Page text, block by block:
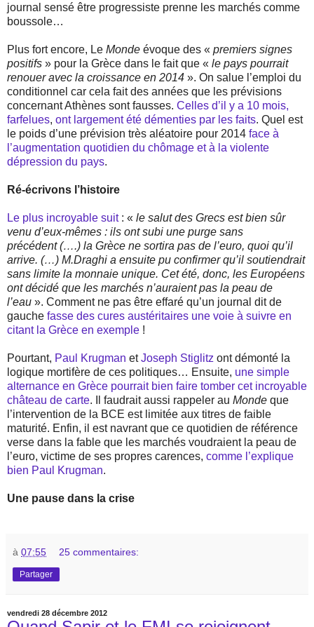
journal sensé être progressiste prenne les marchés comme
boussole…
Plus fort encore, Le Monde évoque des « premiers signes
positifs » pour la Grèce dans le fait que « le pays pourrait
renouer avec la croissance en 2014 ». On salue l’emploi du
conditionnel car cela fait des années que les prévisions
concernant Athènes sont fausses. Celles d’il y a 10 mois,
farfelues, ont largement été démenties par les faits. Quel est
le poids d’une prévision très aléatoire pour 2014 face à
l’augmentation quotidien du chômage et à la violente
dépression du pays.
Ré-écrivons l’histoire
Le plus incroyable suit : « le salut des Grecs est bien sûr
venu d’eux-mêmes : ils ont subi une purge sans
précédent (….) la Grèce ne sortira pas de l’euro, quoi qu’il
arrive. (…) M.Draghi a ensuite pu confirmer qu’il soutiendrait
sans limite la monnaie unique. Cet été, donc, les Européens
ont décidé que les marchés n’auraient pas la peau de
l’eau ». Comment ne pas être effaré qu’un journal dit de
gauche fasse des cures austéritaires une voie à suivre en
citant la Grèce en exemple !
Pourtant, Paul Krugman etJoseph Stiglitz ont démonté la
logique mortifère de ces politiques… Ensuite, une simple
alternance en Grèce pourrait bien faire tomber cet incroyable
château de carte. Il faudrait aussi rappeler au Monde que
l’intervention de la BCE est limitée aux titres de faible
maturité. Enfin, il est navrant que ce quotidien de référence
verse dans la fable que les marchés voudraient la peau de
l’euro, victime de ses propres carences, comme l’explique
bien Paul Krugman.
Une pause dans la crise
à 07:55 25 commentaires:
Partager
vendredi 28 décembre 2012